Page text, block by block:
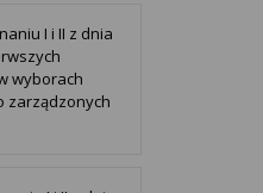
I i II z dnia
wyborach
zarządzonych